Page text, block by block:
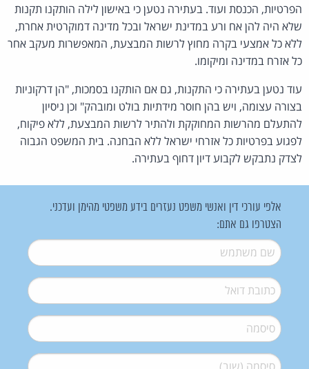
הפרטיות, הכנסת ועוד. בעתירה נטען כי באישון לילה הותקנו תקנות
שלא היה להן אח ורע במדינת ישראל ובכל מדינה דמוקרטית אחרת,
ללא כל אמצעי בקרה מחוץ לרשות המבצעת, המאפשרות מעקב אחר
כל אזרח במדינה ומיקומו.
עוד נטען בעתירה כי התקנות, גם אם הותקנו בסמכות, "הן דרקוניות
בצורה עצומה, ויש בהן חוסר מידתיות בולט ומובהק" וכן ניסיון
להתעלם מהרשות המחוקקת ולהתיר לרשות המבצעת, ללא פיקוח,
לפגוע בפרטיות כל אזרחי ישראל ללא הבחנה. בית המשפט הגבוה
לצדק נתבקש לקבוע דיון דחוף בעתירה.
אלפי עורכי דין ואנשי משפט נעזרים בידע משפטי מהימן ועדכני.
הצטרפו גם אתם:
שם משתמש*
דואל*
סיסמה*
סיסמה (שוב)*